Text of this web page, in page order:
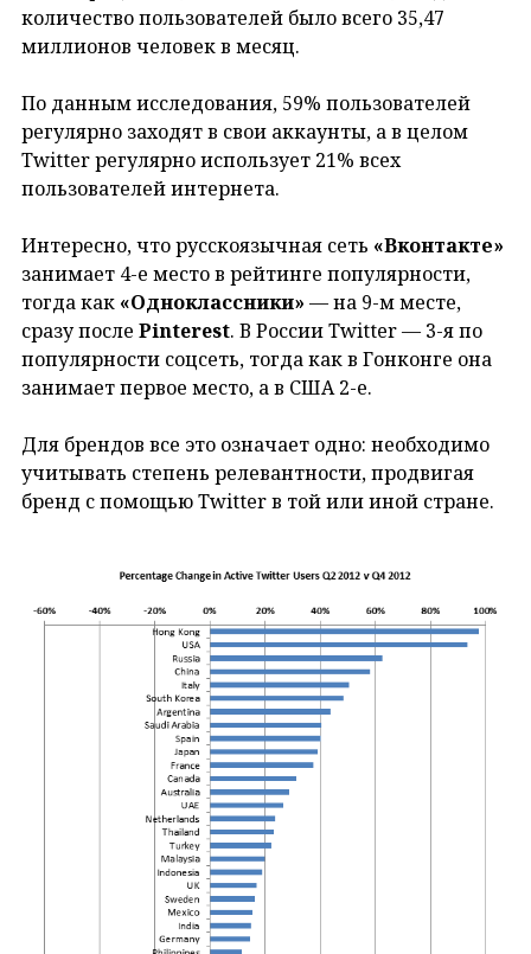
количество пользователей было всего 35,47
миллионов человек в месяц.
По данным исследования, 59% пользователей
регулярно заходят в свои аккаунты, а в целом
Twitter регулярно использует 21% всех
пользователей интернета.
Интересно, что русскоязычная сеть «Вконтакте»
занимает 4-е место в рейтинге популярности,
тогда как «Одноклассники» — на 9-м месте,
сразу после Pinterest. В России Twitter — 3-я по
популярности соцсеть, тогда как в Гонконге она
занимает первое место, а в США 2-е.
Для брендов все это означает одно: необходимо
учитывать степень релевантности, продвигая
бренд с помощью Twitter в той или иной стране.